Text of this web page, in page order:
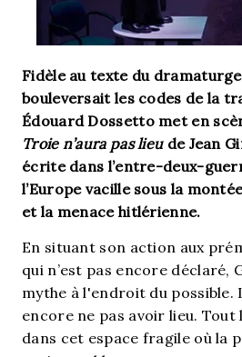
Fidèle au texte du dramaturge
bouleversait les codes de la
Édouard Dossetto met en
Troie n’aura pas lieude Jean
écrite dans l’entre-deux-
l’Europe vacille sous la
et la menace hitlérienne.
En situant son action aux
qui n’est pas encore déclaré,
mythe à l'endroit du possible.
encore ne pas avoir lieu. Tout
dans cet espace fragile où la